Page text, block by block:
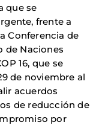
que se
frente a
Conferencia de
de Naciones
16, que se
de noviembre al
acuerdos
de reducción de
por